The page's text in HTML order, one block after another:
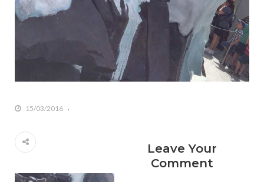
15/03/2016
Leave Your
Comment